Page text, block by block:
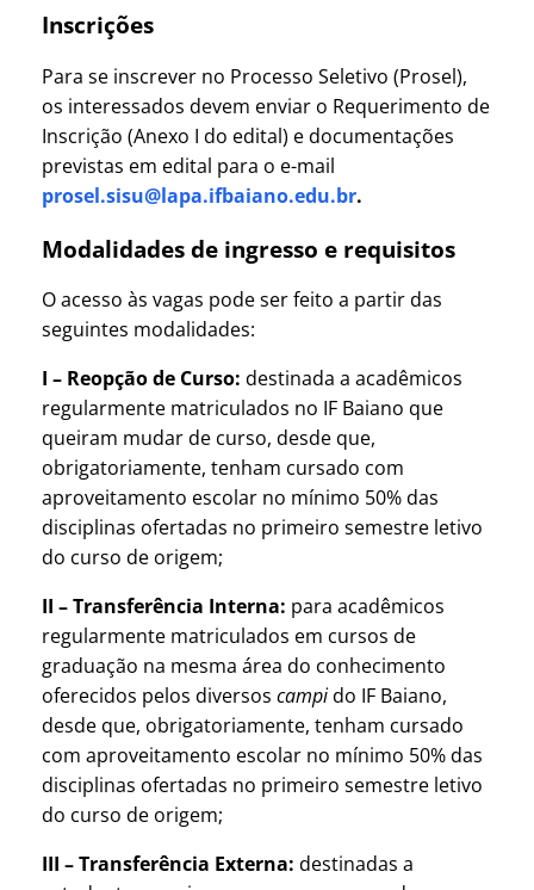
Inscrições
Para se inscrever no Processo Seletivo (Prosel),
os interessados devem enviar o Requerimento de
Inscrição (Anexo I do edital) e documentações
previstas em edital para o e-mail
prosel.sisu@lapa.ifbaiano.edu.br.
Modalidades de ingresso e requisitos
O acesso às vagas pode ser feito a partir das
seguintes modalidades:
I – Reopção de Curso: destinada a acadêmicos
regularmente matriculados no IF Baiano que
queiram mudar de curso, desde que,
obrigatoriamente, tenham cursado com
aproveitamento escolar no mínimo 50% das
disciplinas ofertadas no primeiro semestre letivo
do curso de origem;
II – Transferência Interna: para acadêmicos
regularmente matriculados em cursos de
graduação na mesma área do conhecimento
oferecidos pelos diversos campido IF Baiano,
desde que, obrigatoriamente, tenham cursado
com aproveitamento escolar no mínimo 50% das
disciplinas ofertadas no primeiro semestre letivo
do curso de origem;
III – Transferência Externa: destinadas a